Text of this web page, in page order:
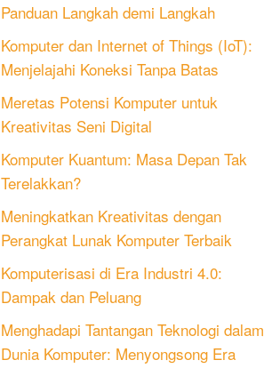
Panduan Langkah demi Langkah
Komputer dan Internet of Things (IoT):
Menjelajahi Koneksi Tanpa Batas
Meretas Potensi Komputer untuk
Kreativitas Seni Digital
Komputer Kuantum: Masa Depan Tak
Terelakkan?
Meningkatkan Kreativitas dengan
Perangkat Lunak Komputer Terbaik
Komputerisasi di Era Industri 4.0:
Dampak dan Peluang
Menghadapi Tantangan Teknologi dalam
Dunia Komputer: Menyongsong Era